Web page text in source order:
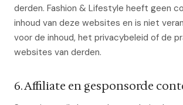
derden. Fashion & Lifestyle heeft geen
inhoud van deze websites en is niet
voor de inhoud, het privacybeleid of de
websites van derden.
6. Affiliate en gesponsorde